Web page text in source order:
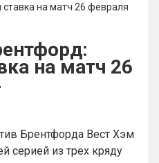
на матч 26 февраля
на матч 26
Брентфорда Вест Хэм
серией из трех кряду